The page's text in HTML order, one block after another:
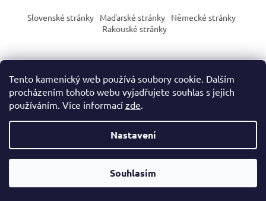
Tento kamenický web používá soubory cookie. Dalším
procházením tohoto webu vyjadřujete souhlas s jejich
používáním. Více informací zde.
Nastavení
Souhlasím
Slovenské stránky Maďarské stránky
Německé stránky
Rakouské stránky
Vytvořil Shoptet
Copyright 2026PROkameny.cz. Všechna práva vyhrazena.
Upozornění dle nařízení EU o bezpečnosti výrobků (GPSR):
dekorační účely. Nejsou určeny jako hračka ani pro děti do 3 let.
Zacházejte s každým produktem s ohledem na jeho specifické